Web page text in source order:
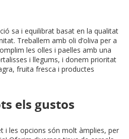
sa i equilibrat basat en la qualitat
Treballem amb oli d’oliva per a
les olles i paelles amb una
i llegums, i donem prioritat
fruita fresca i productes
els gustos
i les opcions són molt àmplies, per